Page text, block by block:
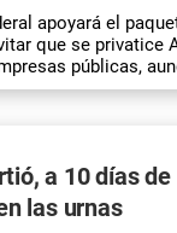
apoyará el
que se privatice
públicas,
a 10 días
las urnas